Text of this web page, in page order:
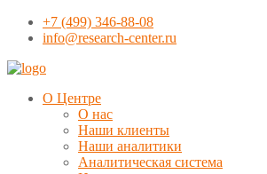
+7 (499) 346-88-08
info@research-center.ru
О Центре
О нас
Наши клиенты
Наши аналитики
Аналитическая система